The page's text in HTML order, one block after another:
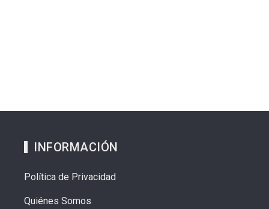
INFORMACIÓN
Política de Privacidad
Quiénes Somos